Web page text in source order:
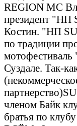
REGION MC
президент "НП
Костин. "НП
по традиции
Суздале. Так-
членом Байк
братья по